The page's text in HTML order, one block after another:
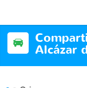
Alcázar